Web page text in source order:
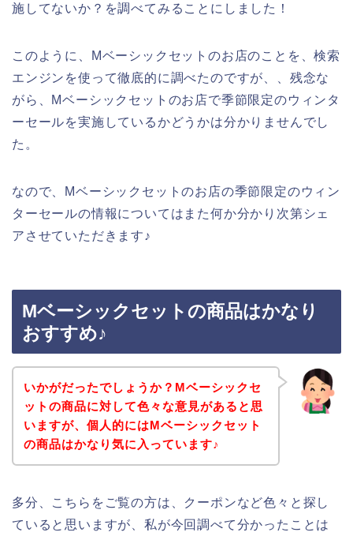
施してないか？を調べてみることにしました！
このように、Mベーシックセットのお店のことを、検索
エンジンを使って徹底的に調べたのですが、、残念な
がら、Mベーシックセットのお店で季節限定のウィンタ
ーセールを実施しているかどうかは分かりませんでし
た。
なので、Mベーシックセットのお店の季節限定のウィン
ターセールの情報についてはまた何か分かり次第シェ
アさせていただきます♪
Mベーシックセットの商品はかなり
おすすめ♪
いかがだったでしょうか？Mベーシックセ
ットの商品に対して色々な意見があると思
いますが、個人的にはMベーシックセット
の商品はかなり気に入っています♪
多分、こちらをご覧の方は、クーポンなど色々と探し
ていると思いますが、私が今回調べて分かったことは